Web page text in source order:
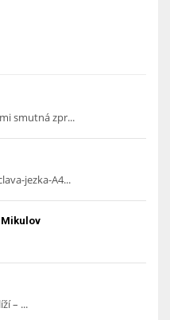
smutná zpr...
jezka-A4...
Mikulov
– ...